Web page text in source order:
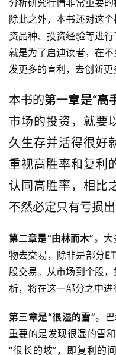
首
页
财
商
投
资
入
分析研究行情非常重要的
除此之外，本书还对这
资品种、投资经验等进
就是为了启迪读者，在
发更多的盲利，去创新更
本书的第一章是“高
市场的投资，就要
久生存并活得很好
重视高胜率和复利
认同高胜率，相比
不然必定只有亏损出
第二章是“由林而木”。大
物去交易，除非是部分
股交易。从市场到个股
析，将在这一部分之中进
第三章是“很湿的雪”。巴
重要的是发现很湿的雪
“很长的坡”，即复利的